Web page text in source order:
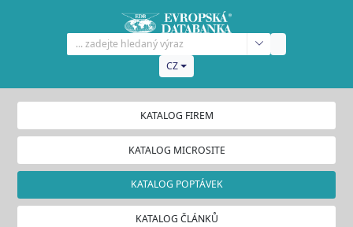
CZ
KATALOG FIREM
KATALOG MICROSITE
KATALOG POPTÁVEK
KATALOG ČLÁNKŮ